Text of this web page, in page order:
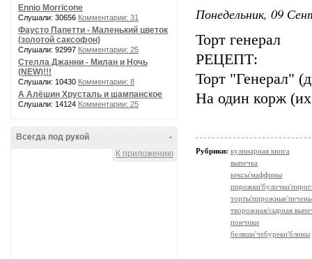
Ennio Morricone
Слушали: 30656 Комментарии: 31
Фаусто Папетти - Маленький цветок
(золотой саксофон)
Слушали: 92997 Комментарии: 25
Стелла Джанни - Милан и Ночь
(NEW)!!!
Слушали: 10430 Комментарии: 8
А Алёшин Хрусталь и шампанское
Слушали: 14124 Комментарии: 25
-
Всегда под рукой
К приложению
Понедельник, 09
Торт генерал
РЕЦЕПТ:
Торт "Генерал"
На один корж
Рубрики: кулинарная книга
выпечка
кексы'маффины
творожная/сырная
пончики
беляши'чебуреки'блины